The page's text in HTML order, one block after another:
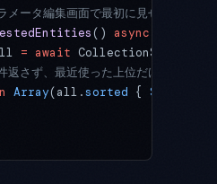
ータ編集画面で最初に見せる候補
() async
= await
さず、最近使った上位だけに絞る
Array(all.sorted { $0